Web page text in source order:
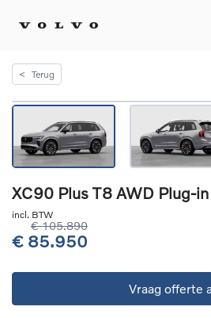
< Terug
XC90 Plus T8 AWD Plug-
incl. BTW
€ 105.890
€ 85.950
Vraag offerte